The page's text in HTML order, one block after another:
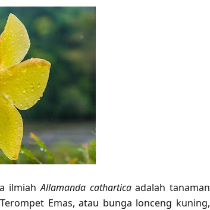
ilmiahAllamanda catharticaadalah tanaman
Emas, atau bunga lonceng kuning,